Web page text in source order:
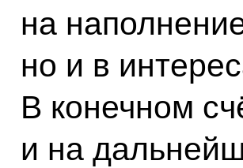
на
но и в
В конечном
и на